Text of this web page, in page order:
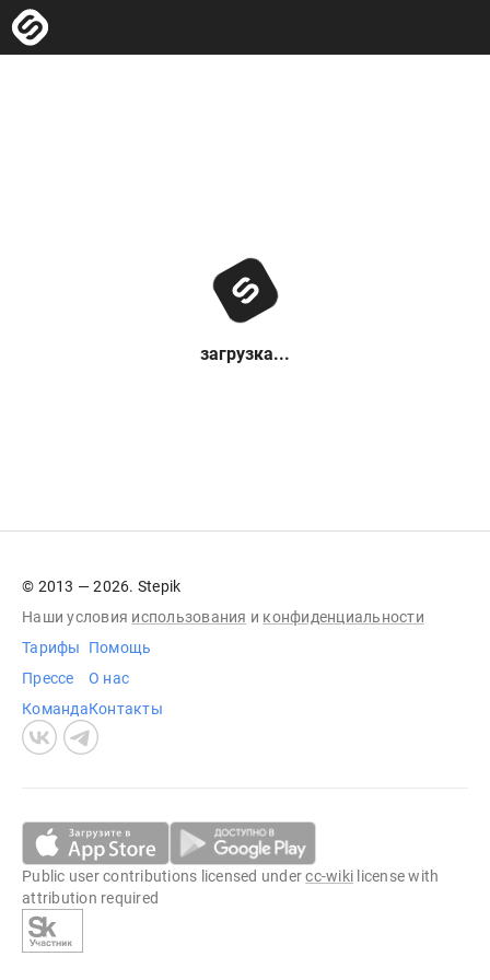
загрузка...
© 2013 — 2026. Stepik
Наши условия использования и конфиденциальности
Тарифы
Прессе
Команда
Помощь
О нас
Контакты
Public user contributions licensed undercc-wiki license with
attribution required